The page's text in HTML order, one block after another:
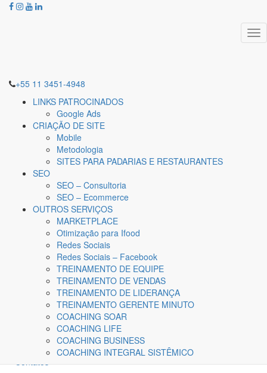
+55 11 3451-4948
LINKS PATROCINADOS
Google Ads
CRIAÇÃO DE SITE
Mobile
Metodologia
SITES PARA PADARIAS E RESTAURANTES
SEO
SEO – Consultoria
SEO – Ecommerce
OUTROS SERVIÇOS
MARKETPLACE
Otimização para Ifood
Redes Sociais
Redes Sociais – Facebook
TREINAMENTO DE EQUIPE
TREINAMENTO DE VENDAS
TREINAMENTO DE LIDERANÇA
TREINAMENTO GERENTE MINUTO
COACHING SOAR
COACHING LIFE
COACHING BUSINESS
COACHING INTEGRAL SISTÊMICO
A Kairós
Contatos